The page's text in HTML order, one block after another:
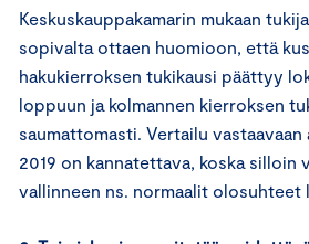
Keskuskauppakamarin mukaan
sopivalta ottaen huomioon, että
hakukierroksen tukikausi päättyy
loppuun ja kolmannen kierroksen
saumattomasti. Vertailu
2019 on kannatettava, koska silloin
vallinneen ns. normaalit olosuhteet